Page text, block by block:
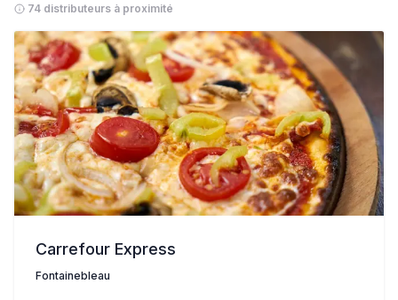
74 distributeurs à proximité
Carrefour Express
Fontainebleau